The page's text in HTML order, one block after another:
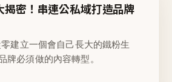
揭密！串連公私域打造品牌
建立一個會自己長大的鐵粉生
牌必須做的內容轉型。